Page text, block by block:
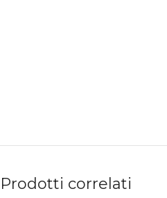
Prodotti correlati